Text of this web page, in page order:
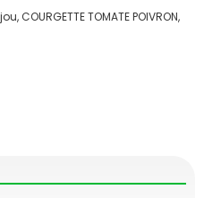
, COURGETTE TOMATE POIVRON,